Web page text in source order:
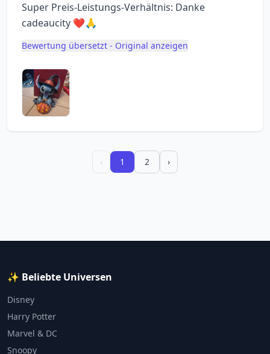
Super Preis-Leistungs-Verhältnis: Danke
cadeaucity ❤️🙏
Bewertung übersetzt - Original anzeigen
‹ 1 2 ›
✨ Beliebte Universen
Disney
Harry Potter
Marvel & DC
Snoopy